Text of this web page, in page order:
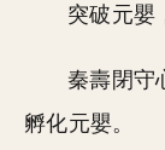
突破元嬰
秦壽閉守
孵化元嬰。